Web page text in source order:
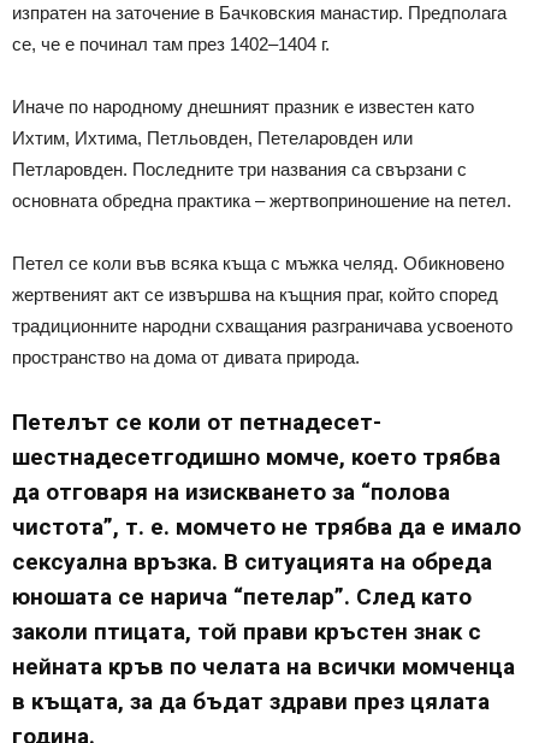
изпратен на заточение в Бачковския манастир. Предполага
се, че е починал там през 1402–1404 г.
Иначе по народному днешният празник е известен като
Ихтим, Ихтима, Петльовден, Петеларовден или
Петларовден. Последните три названия са свързани с
основната обредна практика – жертвоприношение на петел.
Петел се коли във всяка къща с мъжка челяд. Обикновено
жертвеният акт се извършва на къщния праг, който според
традиционните народни схващания разграничава усвоеното
пространство на дома от дивата природа.
Петелът се коли от петнадесет-
шестнадесетгодишно момче, което трябва
да отговаря на изискването за “полова
чистота”, т. е. момчето не трябва да е имало
сексуална връзка. В ситуацията на обреда
юношата се нарича “петелар”. След като
заколи птицата, той прави кръстен знак с
нейната кръв по челата на всички момченца
в къщата, за да бъдат здрави през цялата
година.